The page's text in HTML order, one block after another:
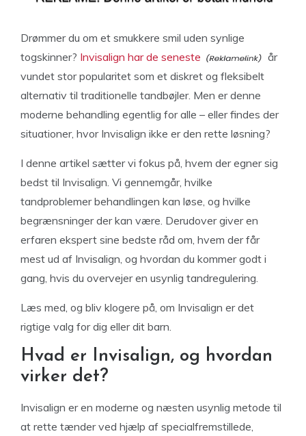
Drømmer du om et smukkere smil uden synlige
togskinner? Invisalign har de seneste
år
vundet stor popularitet som et diskret og fleksibelt
alternativ til traditionelle tandbøjler. Men er denne
moderne behandling egentlig for alle – eller findes der
situationer, hvor Invisalign ikke er den rette løsning?
I denne artikel sætter vi fokus på, hvem der egner sig
bedst til Invisalign. Vi gennemgår, hvilke
tandproblemer behandlingen kan løse, og hvilke
begrænsninger der kan være. Derudover giver en
erfaren ekspert sine bedste råd om, hvem der får
mest ud af Invisalign, og hvordan du kommer godt i
gang, hvis du overvejer en usynlig tandregulering.
Læs med, og bliv klogere på, om Invisalign er det
rigtige valg for dig eller dit barn.
Hvad er Invisalign, og hvordan
virker det?
Invisalign er en moderne og næsten usynlig metode til
at rette tænder ved hjælp af specialfremstillede,